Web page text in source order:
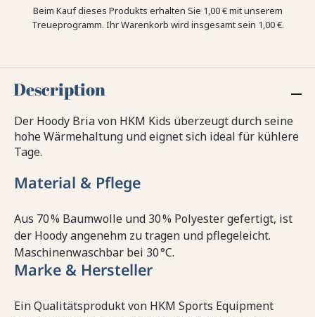
Beim Kauf dieses Produkts erhalten Sie 1,00 €mit unserem
Treueprogramm. Ihr Warenkorb wird insgesamt sein 1,00 €.
Description
Der Hoody Bria von HKM Kids überzeugt durch seine
hohe Wärmehaltung und eignet sich ideal für kühlere
Tage.
Material & Pflege
Aus 70 % Baumwolle und 30 % Polyester gefertigt, ist
der Hoody angenehm zu tragen und pflegeleicht.
Maschinenwaschbar bei 30 °C.
Marke & Hersteller
Ein Qualitätsprodukt von HKM Sports Equipment